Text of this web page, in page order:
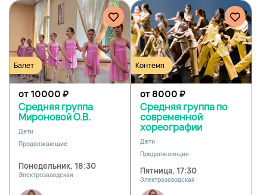
Балет
от 10000₽
Средняя группа
Мироновой О.В.
Дети
Продолжающие
Понедельник, 18:30
Электрозаводская
Контемп
от 8000₽
Средняя группа по
современной
хореографии
Дети
Продолжающие
Пятница, 17:30
Электрозаводская